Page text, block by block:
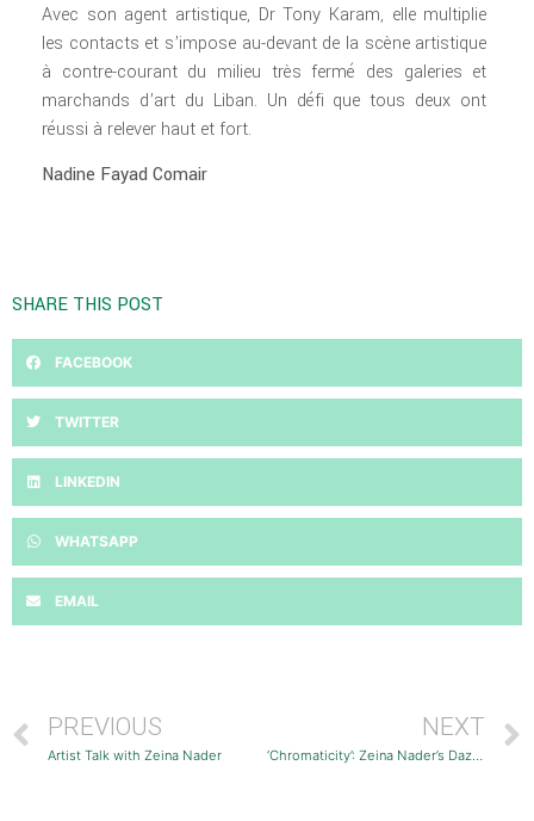
Avec son agent artistique, Dr Tony Karam, elle multiplie
les contacts et s’impose au-devant de la scène artistique
à contre-courant du milieu très fermé des galeries et
marchands d’art du Liban. Un défi que tous deux ont
réussi à relever haut et fort.
Nadine Fayad Comair
SHARE THIS POST
FACEBOOK
TWITTER
LINKEDIN
WHATSAPP
EMAIL
PREVIOUS
Artist Talk with Zeina Nader
NEXT
‘Chromaticity’: Zeina Nader’s Dazzling Solo Exhibition in Washington